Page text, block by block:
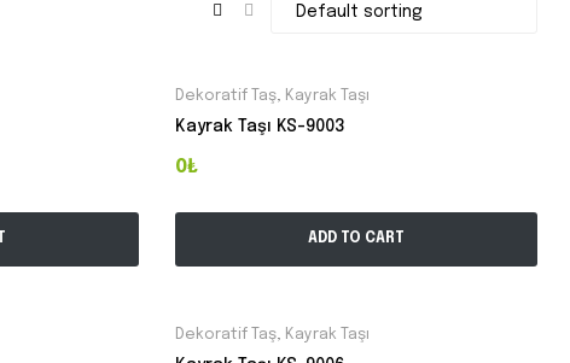
Dekoratif Taş, Kayrak Taşı
Kayrak Taşı KS-9003
0₺
ADD TO CART
Dekoratif Taş, Kayrak Taşı